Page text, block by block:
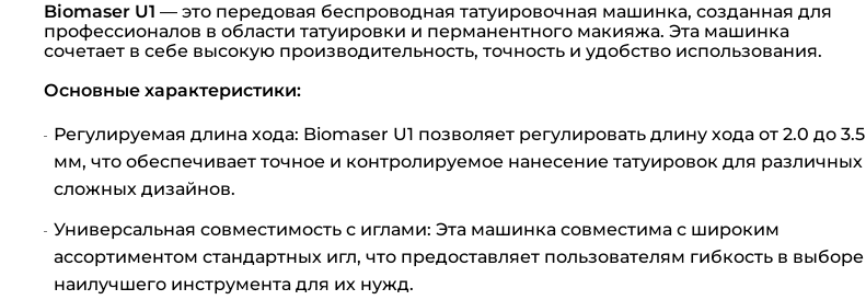
Biomaser U1 — это передовая беспроводная татуировочная машинка, созданная для
профессионалов в области татуировки и перманентного макияжа. Эта машинка
сочетает в себе высокую производительность, точность и удобство использования.
Основные характеристики:
Регулируемая длина хода: Biomaser U1 позволяет регулировать длину хода от 2.0 до 3.5
мм, что обеспечивает точное и контролируемое нанесение татуировок для различных
сложных дизайнов.
Универсальная совместимость с иглами: Эта машинка совместима с широким
ассортиментом стандартных игл, что предоставляет пользователям гибкость в выборе
наилучшего инструмента для их нужд.